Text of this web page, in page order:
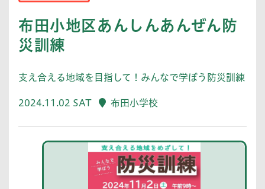
布田小地区あんしんあんぜん防
災訓練
支え合える地域を目指して！みんなで学ぼう防災訓練
2024.11.02 SAT 布田小学校